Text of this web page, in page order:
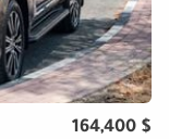
$ 164,400